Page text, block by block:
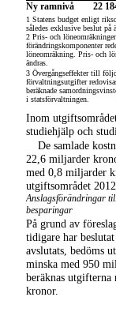
Ny ramnivå
22
1 Statens budget enligt
således exklusive beslut på
2 Pris- och
förändringskomponenter
löneomräkning. Pris- och
ändras.
3 Övergångseffekter till
förvaltningsutgifter
beräknade
i statsförvaltningen.
Inom
studiehjälp och
De samlade
22,6 miljarder
med 0,8 miljarder
utgiftsområdet
Anslagsförändringar
besparingar
På grund av
tidigare har
avslutats, bedöms
minska med 950
beräknas
kronor.